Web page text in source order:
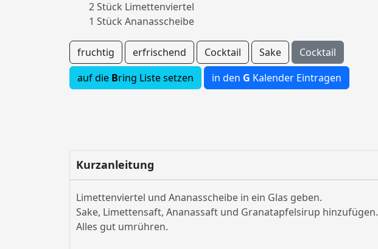
2 Stück Limettenviertel
1 Stück Ananasscheibe
fruchtig erfrischend Cocktail Sake
Cocktail
auf die Bring Liste setzen in den G Kalender Eintragen
Kurzanleitung
Limettenviertel und Ananasscheibe in ein Glas geben.
Sake, Limettensaft, Ananassaft und Granatapfelsirup hinzufügen.
Alles gut umrühren.